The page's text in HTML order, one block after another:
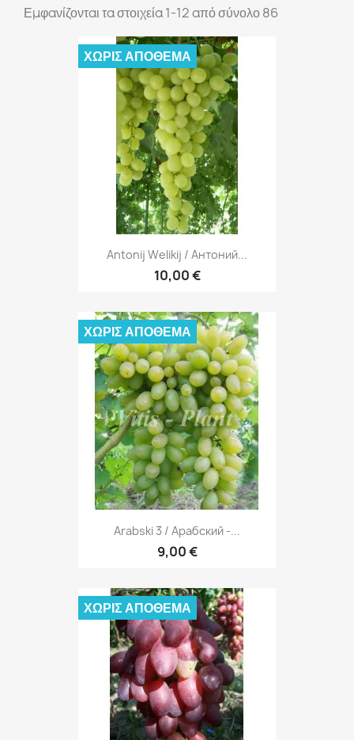
Εμφανίζονται τα στοιχεία 1-12 από σύνολο 86
Antonij Welikij / Антоний...
10,00 €
ΧΩΡΊΣ ΑΠΌΘΕΜΑ
Arabski 3 / Арабский -...
9,00 €
ΧΩΡΊΣ ΑΠΌΘΕΜΑ
ΧΩΡΊΣ ΑΠΌΘΕΜΑ